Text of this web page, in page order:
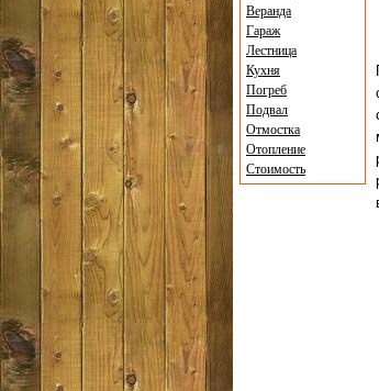
Веранда
Гараж
Лестница
Кухня
Погреб
Подвал
Отмостка
Отопление
Стоимость